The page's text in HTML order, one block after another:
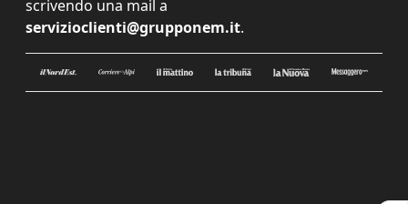
scrivendo una mail a
servizioclienti@grupponem.it.